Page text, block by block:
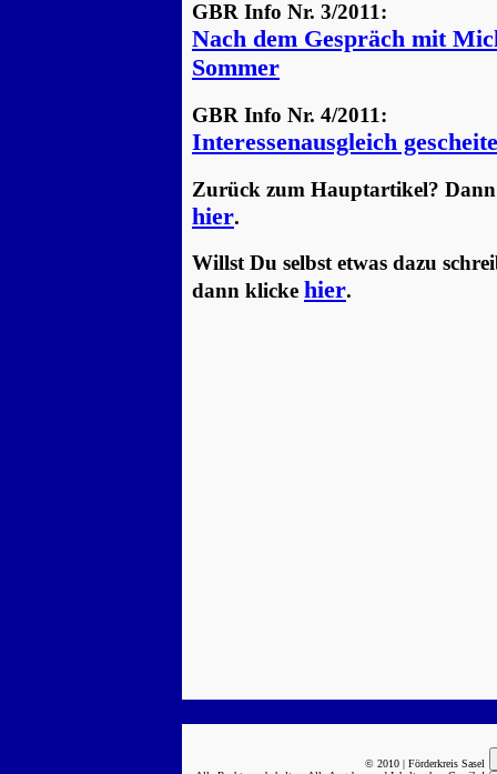
GBR Info Nr. 3/2011:
Nach dem Gespräch mit
Sommer
GBR Info Nr. 4/2011:
Interessenausgleich
Zurück zum Hauptartikel?
hier.
Willst Du selbst etwas dazu
dann klicke hier.
© 2010 | Förderkreis Sasel